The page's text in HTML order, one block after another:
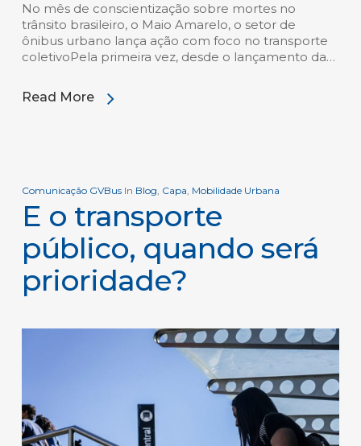
No mês de conscientização sobre mortes no
trânsito brasileiro, o Maio Amarelo, o setor de
ônibus urbano lança ação com foco no transporte
coletivoPela primeira vez, desde o lançamento da…
Read More
Comunicação GVBus In Blog, Capa, Mobilidade Urbana
E o transporte
público, quando será
prioridade?